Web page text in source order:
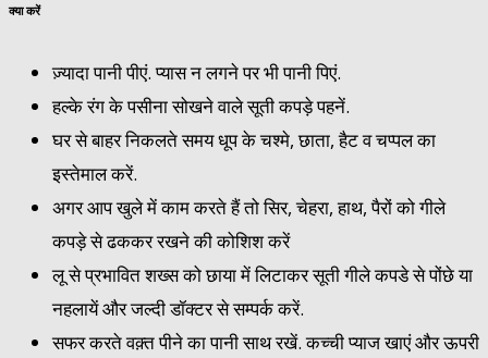
क्या करें
ज़्यादा पानी पीएं. प्यास न लगने पर भी पानी पिएं.
हल्के रंग के पसीना सोखने वाले सूती कपड़े पहनें.
घर से बाहर निकलते समय धूप के चश्मे, छाता, हैट व चप्पल का
इस्तेमाल करें.
अगर आप खुले में काम करते हैं तो सिर, चेहरा, हाथ, पैरों को गीले
कपड़े से ढककर रखने की कोशिश करें
लू से प्रभावित शख्स को छाया में लिटाकर सूती गीले कपडे से पोंछे या
नहलायें और जल्दी डॉक्टर से सम्पर्क करें.
सफर करते वक़्त पीने का पानी साथ रखें. कच्ची प्याज खाएं और ऊपरी